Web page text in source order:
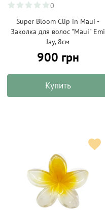
0
Super Bloom Clip in Maui -
Заколка для волос "Maui" Emi
Jay, 8см
900 грн
Купить